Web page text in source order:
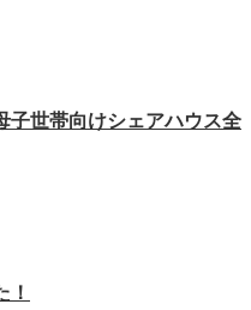
子世帯向けシェアハウス全